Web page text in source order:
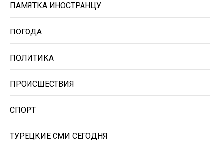
ПАМЯТКА ИНОСТРАНЦУ
ПОГОДА
ПОЛИТИКА
ПРОИСШЕСТВИЯ
СПОРТ
ТУРЕЦКИЕ СМИ СЕГОДНЯ